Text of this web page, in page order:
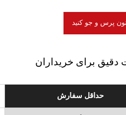
پرس و جو کنید
دقیق برای خریداران
حداقل سفارش